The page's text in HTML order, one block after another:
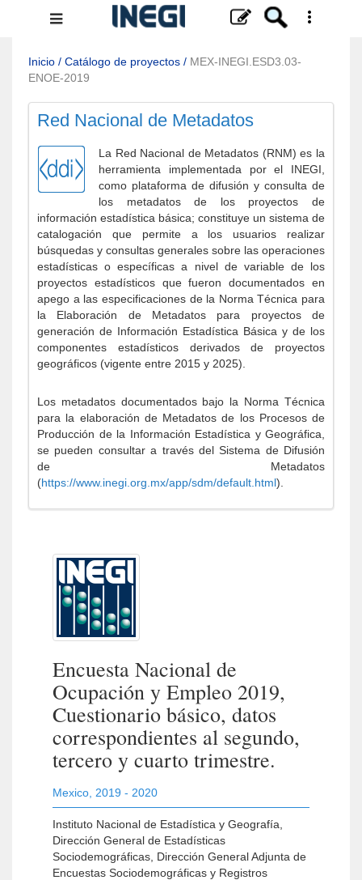
Menú
navegación
Inicio / Catálogo de proyectos / MEX-INEGI.ESD3.03-
ENOE-2019
Red Nacional de Metadatos
La Red Nacional de Metadatos (RNM) es la
herramienta implementada por el INEGI,
como plataforma de difusión y consulta de
los metadatos de los proyectos de
información estadística básica; constituye un sistema de
catalogación que permite a los usuarios realizar
búsquedas y consultas generales sobre las operaciones
estadísticas o específicas a nivel de variable de los
proyectos estadísticos que fueron documentados en
apego a las especificaciones de la Norma Técnica para
la Elaboración de Metadatos para proyectos de
generación de Información Estadística Básica y de los
componentes estadísticos derivados de proyectos
geográficos (vigente entre 2015 y 2025).
Los metadatos documentados bajo la Norma Técnica
para la elaboración de Metadatos de los Procesos de
Producción de la Información Estadística y Geográfica,
se pueden consultar a través del Sistema de Difusión
de Metadatos
(https://www.inegi.org.mx/app/sdm/default.html).
Encuesta Nacional de
Ocupación y Empleo 2019,
Cuestionario básico, datos
correspondientes al segundo,
tercero y cuarto trimestre.
Mexico 2019 - 2020
Instituto Nacional de Estadística y Geografía,
Dirección General de Estadísticas
Sociodemográficas, Dirección General Adjunta de
Encuestas Sociodemográficas y Registros